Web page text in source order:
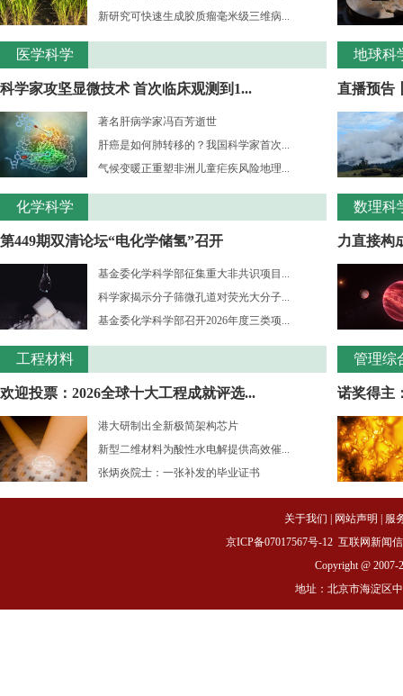
新研究可快速生成胶质瘤毫米级三维病...
医学科学
科学家攻坚显微技术 首次临床观测到1...
著名肝病学家冯百芳逝世
肝癌是如何肺转移的？我国科学家首次...
气候变暖正重塑非洲儿童疟疾风险地理...
化学科学
第449期双清论坛“电化学储氢”召开
基金委化学科学部征集重大非共识项目...
科学家揭示分子筛微孔道对荧光大分子...
基金委化学科学部召开2026年度三类项...
工程材料
欢迎投票：2026全球十大工程成就评选...
港大研制出全新极简架构芯片
新型二维材料为酸性水电解提供高效催...
张炳炎院士：一张补发的毕业证书
地球科
直播预告
数理科
力直接构
管理综
诺奖得主
关于我们 网站声明
服
京ICP备07017567号-12 互联网新闻
Copyright @ 2007-
地址：北京市海淀区